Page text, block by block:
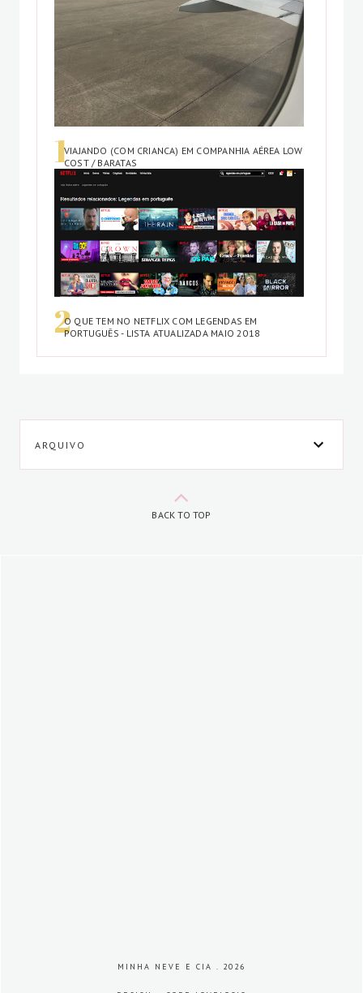
VIAJANDO (COM CRIANCA) EM COMPANHIA AÉREA LOW
COST / BARATAS
O QUE TEM NO NETFLIX COM LEGENDAS EM
PORTUGUÊS - LISTA ATUALIZADA MAIO 2018
ARQUIVO
BACK TO TOP
MINHA NEVE E CIA . 2026